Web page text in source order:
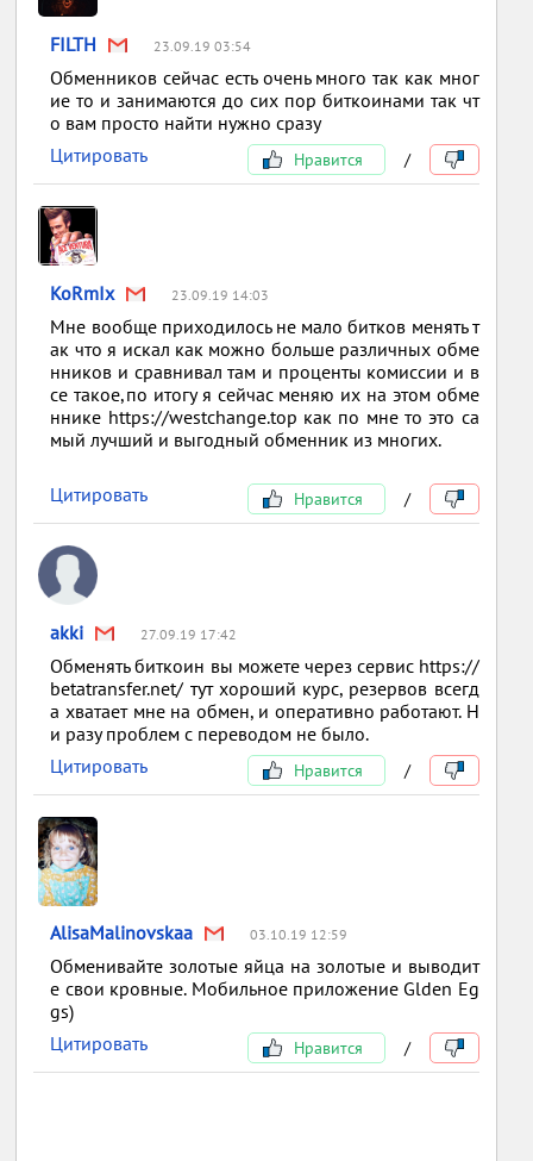
FILTH 23.09.19 03:54
Обменников сейчас есть очень много так как мног
ие то и занимаются до сих пор биткоинами так чт
о вам просто найти нужно сразу
Цитировать
Нравится /
KoRmIx 23.09.19 14:03
Мне вообще приходилось не мало битков менять т
ак что я искал как можно больше различных обме
нников и сравнивал там и проценты комиссии и в
се такое,по итогу я сейчас меняю их на этом обме
ннике https://westchange.top как по мне то это са
мый лучший и выгодный обменник из многих.
Цитировать Нравится /
akki 27.09.19 17:42
Обменять биткоин вы можете через сервис https://
betatransfer.net/ тут хороший курс, резервов всегд
а хватает мне на обмен, и оперативно работают. Н
и разу проблем с переводом не было.
Цитировать
Нравится /
AlisaMalinovskaa 03.10.19 12:59
Обменивайте золотые яйца на золотые и выводит
е свои кровные. Мобильное приложение Glden Eg
gs)
Цитировать
Нравится /